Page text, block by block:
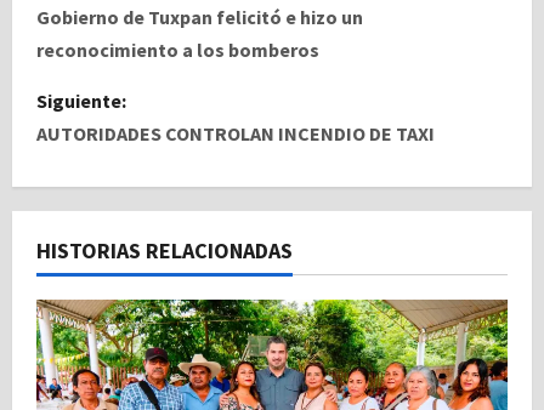
a
e
g
c
i
ó
Gobierno de Tuxpan felicitó e hizo un
reconocimiento a los bomberos
Siguiente:
AUTORIDADES CONTROLAN INCENDIO DE TAXI
HISTORIAS RELACIONADAS